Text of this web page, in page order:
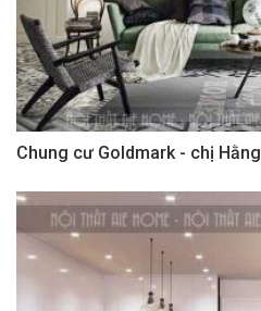
Chung cư Goldmark - chị Hằng